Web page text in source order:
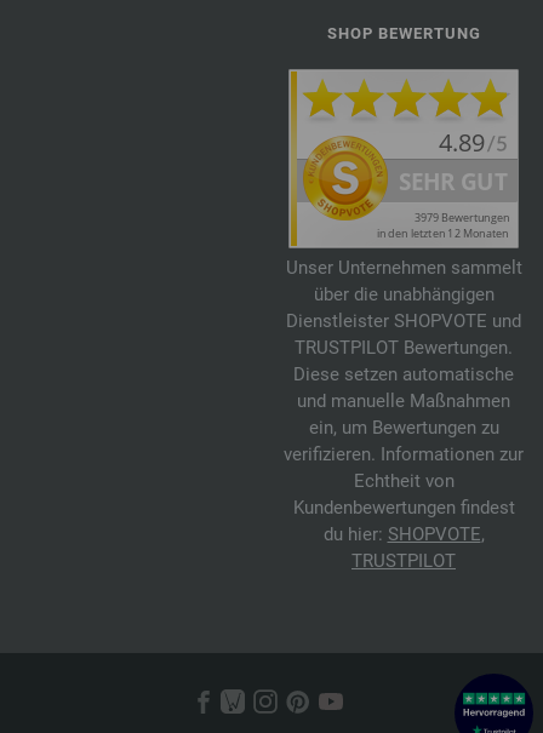
SHOP BEWERTUNG
Unser Unternehmen sammelt
über die unabhängigen
Dienstleister SHOPVOTE und
TRUSTPILOT Bewertungen.
Diese setzen automatische
und manuelle Maßnahmen
ein, um Bewertungen zu
verifizieren. Informationen zur
Echtheit von
Kundenbewertungen findest
du hier: SHOPVOTE,
TRUSTPILOT